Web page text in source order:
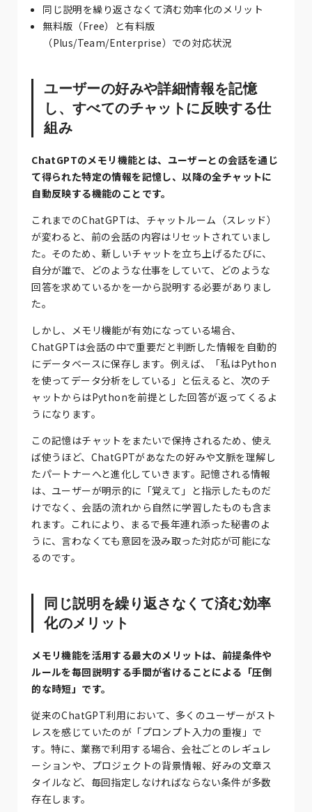
同じ説明を繰り返さなくて済む効率化のメリット
無料版（Free）と有料版
（Plus/Team/Enterprise）での対応状況
ユーザーの好みや詳細情報を記憶
し、すべてのチャットに反映する仕
組み
ChatGPTのメモリ機能とは、ユーザーとの会話を通じ
て得られた特定の情報を記憶し、以降の全チャットに
自動反映する機能のことです。
これまでのChatGPTは、チャットルーム（スレッド）
が変わると、前の会話の内容はリセットされていまし
た。そのため、新しいチャットを立ち上げるたびに、
自分が誰で、どのような仕事をしていて、どのような
回答を求めているかを一から説明する必要がありまし
た。
しかし、メモリ機能が有効になっている場合、
ChatGPTは会話の中で重要だと判断した情報を自動的
にデータベースに保存します。例えば、「私はPython
を使ってデータ分析をしている」と伝えると、次のチ
ャットからはPythonを前提とした回答が返ってくるよ
うになります。
この記憶はチャットをまたいで保持されるため、使え
ば使うほど、ChatGPTがあなたの好みや文脈を理解し
たパートナーへと進化していきます。記憶される情報
は、ユーザーが明示的に「覚えて」と指示したものだ
けでなく、会話の流れから自然に学習したものも含ま
れます。これにより、まるで長年連れ添った秘書のよ
うに、言わなくても意図を汲み取った対応が可能にな
るのです。
同じ説明を繰り返さなくて済む効率
化のメリット
メモリ機能を活用する最大のメリットは、前提条件や
ルールを毎回説明する手間が省けることによる「圧倒
的な時短」です。
従来のChatGPT利用において、多くのユーザーがスト
レスを感じていたのが「プロンプト入力の重複」で
す。特に、業務で利用する場合、会社ごとのレギュレ
ーションや、プロジェクトの背景情報、好みの文章ス
タイルなど、毎回指定しなければならない条件が多数
存在します。